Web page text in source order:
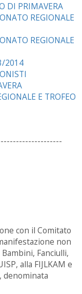
DI PRIMAVERA
REGIONALE
REGIONALE
2014
E TROFEO
con il Comitato
non
Fanciulli,
alla FIJLKAM e
denominata